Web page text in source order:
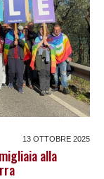
13 OTTOBRE 2025
alla